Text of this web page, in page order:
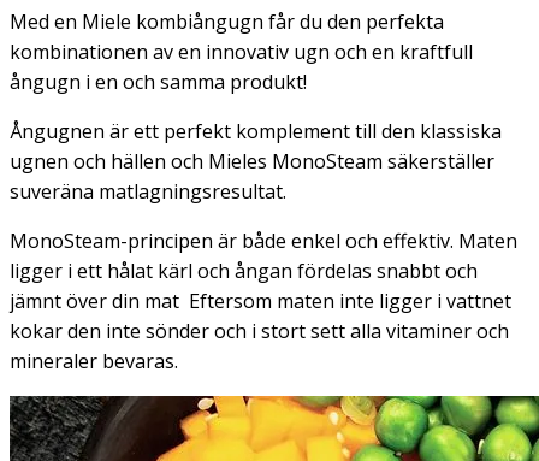
Med en Miele kombiångugn får du den perfekta
kombinationen av en innovativ ugn och en kraftfull
ångugn i en och samma produkt!
Ångugnen är ett perfekt komplement till den klassiska
ugnen och hällen och Mieles MonoSteam säkerställer
suveräna matlagningsresultat.
MonoSteam-principen är både enkel och effektiv. Maten
ligger i ett hålat kärl och ångan fördelas snabbt och
jämnt över din mat Eftersom maten inte ligger i vattnet
kokar den inte sönder och i stort sett alla vitaminer och
mineraler bevaras.